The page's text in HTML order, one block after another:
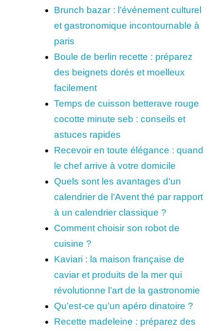
Brunch bazar : l’événement culturel
et gastronomique incontournable à
paris
Boule de berlin recette : préparez
des beignets dorés et moelleux
facilement
Temps de cuisson betterave rouge
cocotte minute seb : conseils et
astuces rapides
Recevoir en toute élégance : quand
le chef arrive à votre domicile
Quels sont les avantages d’un
calendrier de l’Avent thé par rapport
à un calendrier classique ?
Comment choisir son robot de
cuisine ?
Kaviari : la maison française de
caviar et produits de la mer qui
révolutionne l’art de la gastronomie
Qu’est-ce qu’un apéro dinatoire ?
Recette madeleine : préparez des